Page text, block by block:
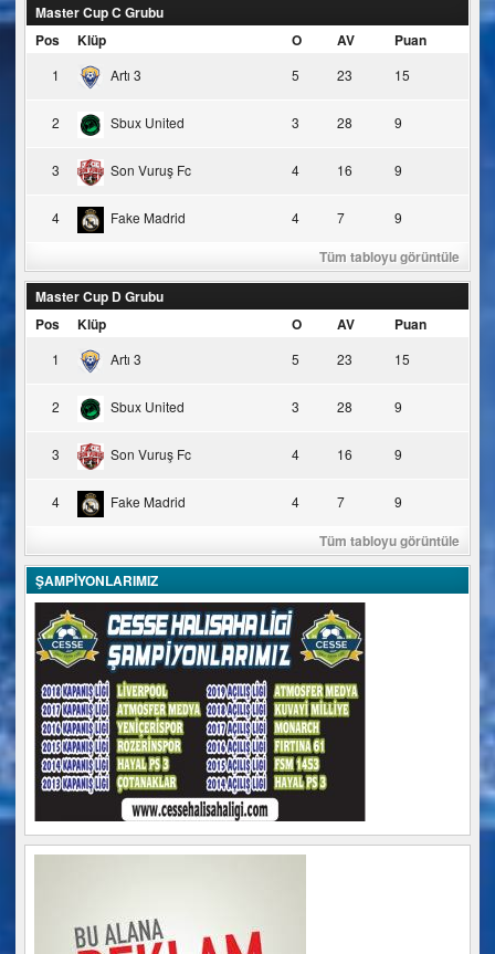
Master Cup C Grubu
Pos
Klüp O AV Puan
1 Artı 3 5 23 15
2 Sbux United 3 28 9
3 Son Vuruş Fc 4 16 9
4 Fake Madrid 4 7 9
Tüm tabloyu görüntüle
Master Cup D Grubu
Pos
Klüp O AV Puan
1 Artı 3 5 23 15
2 Sbux United 3 28 9
3 Son Vuruş Fc 4 16 9
4 Fake Madrid 4 7 9
Tüm tabloyu görüntüle
ŞAMPİYONLARIMIZ